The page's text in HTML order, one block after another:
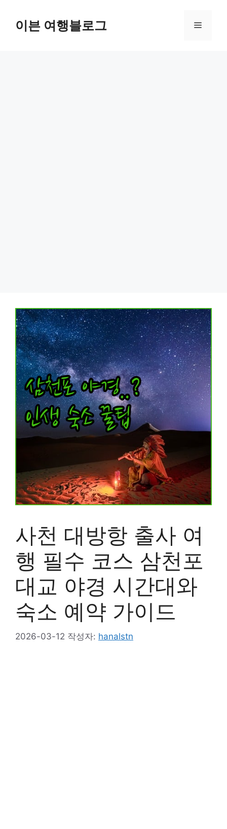
이븐 여행블로그 메
사천 대방항 출사 여
행 필수 코스 삼천포
대교 야경 시간대와
숙소 예약 가이드
2026-03-12 작성자: hanalstn